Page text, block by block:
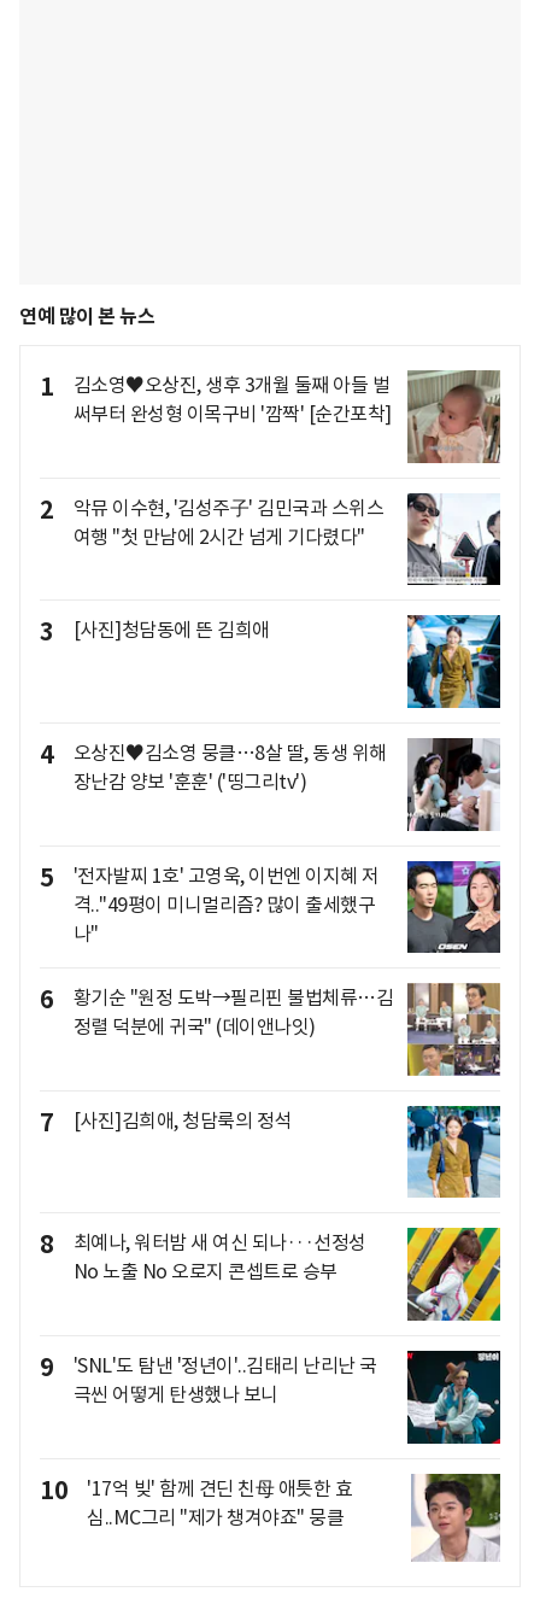
연예 많이 본 뉴스
1
김소영♥오상진, 생후 3개월 둘째 아들 벌
써부터 완성형 이목구비 '깜짝' [순간포착]
2
악뮤 이수현, '김성주子' 김민국과 스위스
여행 "첫 만남에 2시간 넘게 기다렸다"
3 [사진]청담동에 뜬 김희애
4
오상진♥김소영 뭉클…8살 딸, 동생 위해
장난감 양보 '훈훈' ('띵그리tv')
5
'전자발찌 1호' 고영욱, 이번엔 이지혜 저
격.."49평이 미니멀리즘? 많이 출세했구
나"
6
황기순 "원정 도박→필리핀 불법체류…김
정렬 덕분에 귀국" (데이앤나잇)
7 [사진]김희애, 청담룩의 정석
8
최예나, 워터밤 새 여신 되나···선정성
No 노출 No 오로지 콘셉트로 승부
9
'SNL'도 탐낸 '정년이'..김태리 난리난 국
극씬 어떻게 탄생했나 보니
10
'17억 빚' 함께 견딘 친母 애틋한 효
심..MC그리 "제가 챙겨야죠" 뭉클